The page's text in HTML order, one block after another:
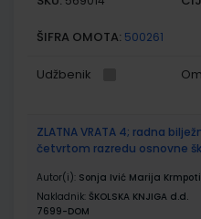
ŠIFRA OMOTA: 500261
Udžbenik
ZLATNA VRATA 4; radna
četvrtom razredu osnovne
Autor(i): Sonja Ivić Marija
Nakladnik: ŠKOLSKA KNJIGA d.d.
7699-DOM